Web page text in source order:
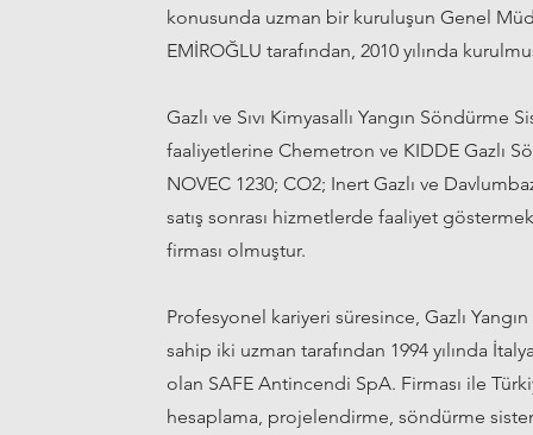
konusunda uzman bir kuruluşun Genel
EMİROĞLU tarafından, 2010 yılında
Gazlı ve Sıvı Kimyasallı Yangın Söndürme
faaliyetlerine Chemetron ve KIDDE Gazlı
NOVEC 1230; CO2; Inert Gazlı ve
satış sonrası hizmetlerde faaliyet
firması olmuştur.
Profesyonel kariyeri süresince, Gazlı
sahip iki uzman tarafından 1994 yılında
olan SAFE Antincendi SpA. Firması ile
hesaplama, projelendirme, söndürme